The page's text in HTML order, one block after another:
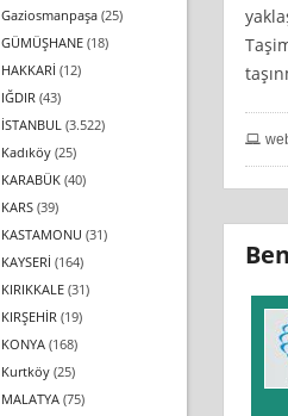
Gaziosmanpaşa (25)
GÜMÜŞHANE (18)
HAKKARİ (12)
IĞDIR (43)
İSTANBUL (3.522)
Kadıköy (25)
KARABÜK (40)
KARS (39)
KASTAMONU (31)
KAYSERİ (164)
KIRIKKALE (31)
KIRŞEHİR (19)
KONYA (168)
Kurtköy (25)
MALATYA (75)